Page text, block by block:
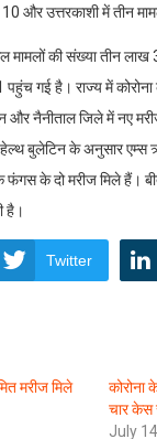
और उत्तरकाशी में तीन
मामलों की संख्या तीन
पहुंच गई है। राज्य में
और नैनीताल जिले में नए
बुलेटिन के अनुसार एम्स
फंगस के दो मरीज मिले
है।
Twitter
मरीज मिले
चार केस
July